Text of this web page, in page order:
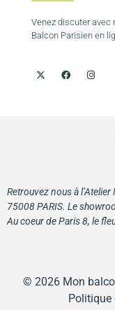
Venez discuter avec
Balcon Parisien en
Retrouvez nous à
75008 PARIS. Le
Au coeur de Paris 8, le
© 2026 Mon
Politique